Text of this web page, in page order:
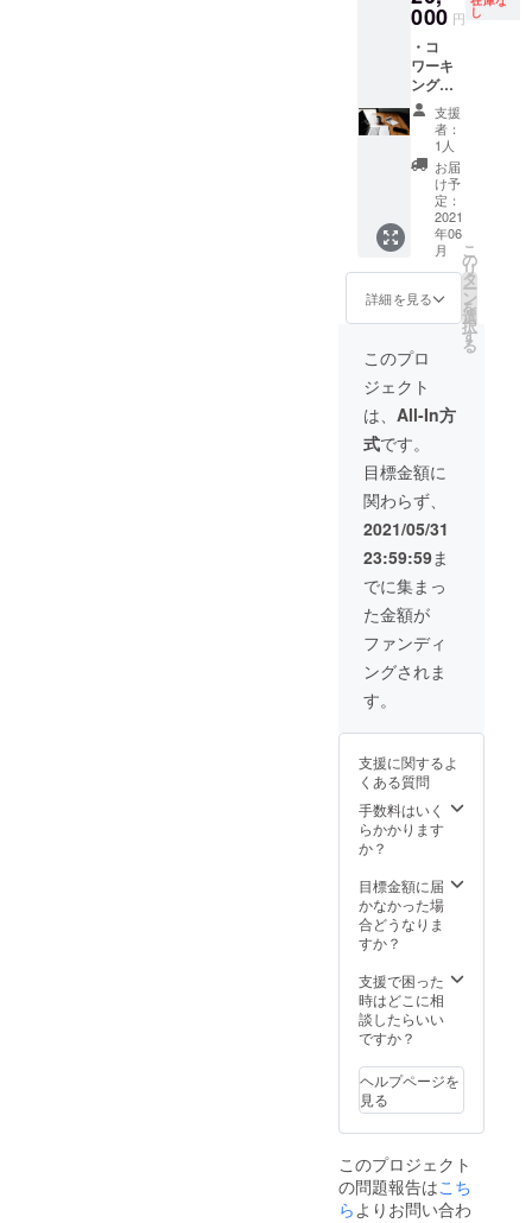
回まで
用で、
毎利用
時ごと
に事前
の予約
が必要
となり
ます。
HAYA-
ASHI予
約電
話：
572-
8850
ASHI｜
高地ト
レーニ
ングス
※2ヶ月
目以降
のご利
用につ
いては
別途担
当者ま
でご相
談くだ
さい。
※レセプ
ション
パー
開催を
予定し
ており
ます。
※コロナ
禍の影
催日時
が定
まって
が、開
催する
事前に
お知ら
しま
は、個
人名や
企業名
などな
んでも
結構で
す。 ※
表記す
る名称
は、必
ず支援
の決済
ページ
の「備
考欄」
に記載
い。 ※
の表記
が不要
な場合
は、
「備考
欄」に
「不
要」と
てくだ
さい。
へご招
待（6月
頃開催
予定）
※通常は
1年
¥240,00
0（1ヶ
月
¥20,000
）です
が、特
別価格
でのご
提供で
す。 ※2
金額で
いただ
けま
す。 ※2
年目以
降の決
済はま
た別で
行って
きま
す。 ※
レセプ
ション
パー
ティー
は6月頃
ており
ます。
※コロナ
禍の影
響によ
り、開
まって
おりま
せん
事前に
お知ら
せいた
しま
000 円 し
・コ
ワーキ
ング内
交流ス
ペース
机上へ
のネー
ミング
記載 ・
ありが
とう
メール
をお届
けいた
しま
コワー
キング
内の交
流ス
ペース
の机代
を支援
する代
わり
に、机
に
「prese
nt by
◎◎」
とお名
前を記
載！ ※
書き方
変更の
ござい
ます。
※表記す
る名称
企業名
などな
んでも
表記す
る名称
は、必
ず支援
ページ
の「備
考欄」
に記載
ださ
い。 ※
広告へ
支援
者：
1人
お届
け予
定：
2021
年06
月
詳細を見る
こ
の
リ
タ
ー
ン
を
選
択
す
る
このプロ
ジェクト
は、 All-In方
式です。
目標金額に
関わらず、
2021/05/31
23:59:59ま
でに集まっ
た金額が
ファンディ
ングされま
す。
支援に関するよ
くある質問
手数料はいく
らかかります
か？
目標金額に届
かなかった場
合どうなりま
すか？
支援で困った
時はどこに相
談したらいい
ですか？
ヘルプページを
見る
このプロジェクト
の問題報告はこち
らよりお問い合わ